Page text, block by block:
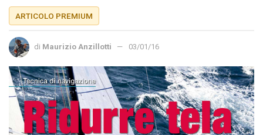
ARTICOLO PREMIUM
di Maurizio Anzillotti 03/01/16